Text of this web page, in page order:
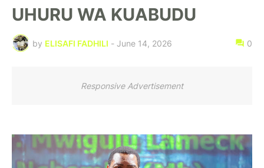
UHURU WA KUABUDU
by ELISAFI FADHILI - June 14, 2026 0
Responsive Advertisement